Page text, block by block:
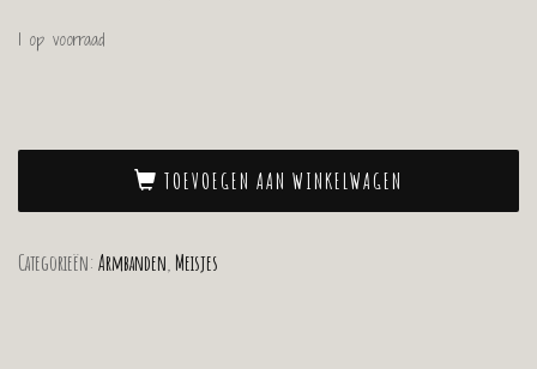
1 op voorraad
TOEVOEGEN AAN WINKELWAGEN
Categorieën: Armbanden Meisjes